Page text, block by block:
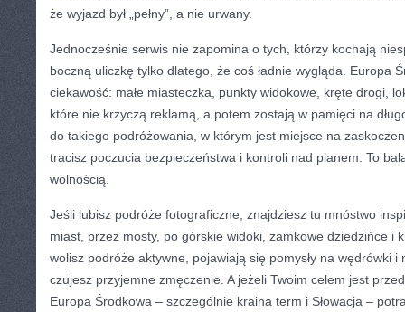
że wyjazd był „pełny”, a nie urwany.
Jednocześnie serwis nie zapomina o tych, którzy kochają
boczną uliczkę tylko dlatego, że coś ładnie wygląda. Europa
ciekawość: małe miasteczka, punkty widokowe, kręte drogi,
które nie krzyczą reklamą, a potem zostają w pamięci na
do takiego podróżowania, w którym jest miejsce na
tracisz poczucia bezpieczeństwa i kontroli nad planem. To
wolnością.
Jeśli lubisz podróże fotograficzne, znajdziesz tu mnóstwo
miast, przez mosty, po górskie widoki, zamkowe dziedzińce i
wolisz podróże aktywne, pojawiają się pomysły na wędrówki
czujesz przyjemne zmęczenie. A jeżeli Twoim celem jest
Europa Środkowa – szczególnie kraina term i Słowacja –